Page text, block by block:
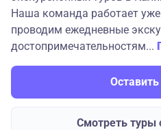
Наша команда работает
проводим ежедневные
достопримечательностям...
Смотреть туры